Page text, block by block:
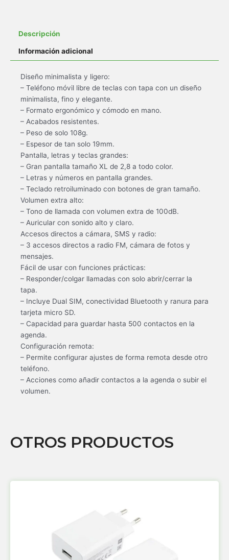
Descripción
Información adicional
Diseño minimalista y ligero:
– Teléfono móvil libre de teclas con tapa con un diseño
minimalista, fino y elegante.
– Formato ergonómico y cómodo en mano.
– Acabados resistentes.
– Peso de solo 108g.
– Espesor de tan solo 19mm.
Pantalla, letras y teclas grandes:
– Gran pantalla tamaño XL de 2,8 a todo color.
– Letras y números en pantalla grandes.
– Teclado retroiluminado con botones de gran tamaño.
Volumen extra alto:
– Tono de llamada con volumen extra de 100dB.
– Auricular con sonido alto y claro.
Accesos directos a cámara, SMS y radio:
– 3 accesos directos a radio FM, cámara de fotos y
mensajes.
Fácil de usar con funciones prácticas:
– Responder/colgar llamadas con solo abrir/cerrar la
tapa.
– Incluye Dual SIM, conectividad Bluetooth y ranura para
tarjeta micro SD.
– Capacidad para guardar hasta 500 contactos en la
agenda.
Configuración remota:
– Permite configurar ajustes de forma remota desde otro
teléfono.
– Acciones como añadir contactos a la agenda o subir el
volumen.
OTROS PRODUCTOS